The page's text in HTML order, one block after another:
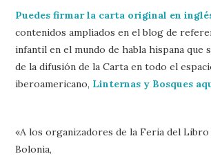
Puedes firmar la carta original en
contenidos ampliados en el blog de
infantil en el mundo de habla hispana que
de la difusión de la Carta en todo el
iberoamericano, Linternas y Bosques
«A los organizadores de la Feria del
Bolonia,